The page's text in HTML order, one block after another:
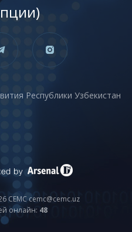
Республики Узбекистан
CEMC cemc@cemc.uz
онлайн: 48